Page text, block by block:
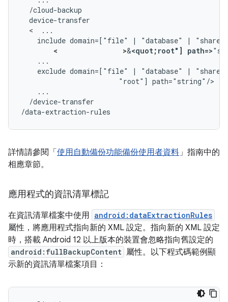
  <
include domain=["file" | "database" |
<                >&<quot;root"]
path=>
exclude domain=["file" | "database" |
"root"]
/device-transfer
/data-extraction-rules
詳情請參閱「使用自動備份功能備份使用者資料 」指南中的
相應章節。
應用程式的資訊清單標記
在資訊清單檔案中使用 android:dataExtractionRules
屬性，將應用程式指向新的 XML 設定。指向新的 XML 設定
時，搭載 Android 12 以上版本的裝置會忽略指向舊設定的
android:fullBackupContent 屬性。以下程式碼範例顯
示新的資訊清單檔案項目：